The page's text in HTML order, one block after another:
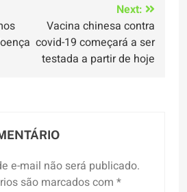
Next:
Vacina chinesa contra
covid-19 começará a ser
testada a partir de hoje
e-mail não será publicado.
são marcados com *